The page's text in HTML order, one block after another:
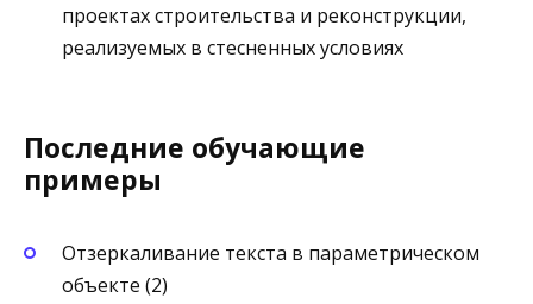
проектах строительства и реконструкции,
реализуемых в стесненных условиях
Последние обучающие
примеры
Отзеркаливание текста в параметрическом
объекте (2)